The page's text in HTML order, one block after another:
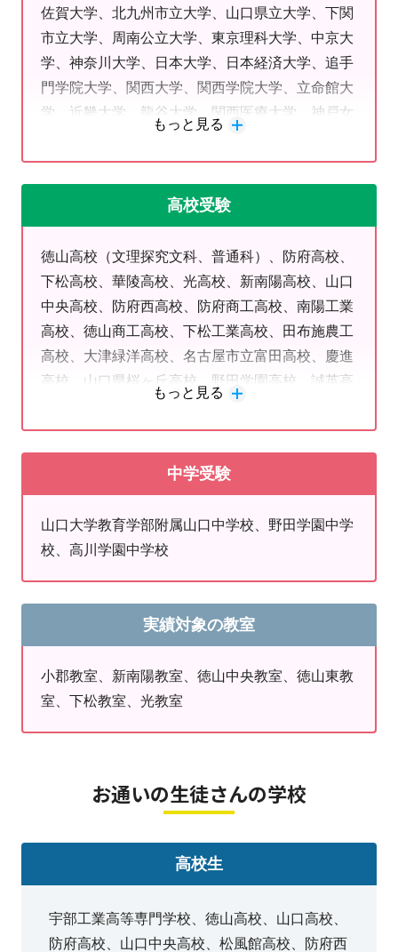
点数を上げたい方、2学期のスタートをスムーズに切り
たい方・・・
いろいろな不安をお持ちだと思います。
頑張りたいけど不安・・・そのように思われるのは自然
い」「何から始めて良いのかわからない」「学習時間は
明光義塾小郡教室では、一人ひとりに寄りそったカウン
また、小郡教室では、不定期ではありますが塾生のご要
次回の日程が決まりましたらこちらのHP・Instagram等
でお知らせします。
プログラミング教材「QUREO（キ
ュレオ）」を導入しました
初級コース：プログラミングの基礎を習得
は教室までお問い合わせください。
明光義塾小郡教室では、小学生・中学生の勉強の仕方・
進路指導をはじめ、高校生の定期テスト・内申点対策か
まで完全フォローできます。このホームページのお問い
合わせコーナー またはここをクリックして、お気軽にお
佐賀大学、北九州市立大学、山口県立大学、下関
市立大学、周南公立大学、東京理科大学、中京大
学、神奈川大学、日本大学、日本経済大学、追手
門学院大学、関西大学、関西学院大学、立命館大
学、近畿大学、龍谷大学、関西医療大学、神戸女
大学、広島国際大学、広島工業大学、広島経済大
学、山口学芸大学、東亜大学、九州産業大学、久
留米大学、西南女学院大学、福岡看護大学、福岡
路医療専門学校、岩国医療センター附属岩国看護
学校、YIC公務員専門学校
もっと見る
高校受験
徳山高校（文理探究文科、普通科）、防府高校、
下松高校、華陵高校、光高校、新南陽高校、山口
中央高校、防府西高校、防府商工高校、南陽工業
高校、徳山商工高校、下松工業高校、田布施農工
高校、大津緑洋高校、名古屋市立富田高校、慶進
高校、山口県桜ヶ丘高校、野田学園高校、誠英高
井学園高校、高水高校、精華学園高校、ルーテル
学院高校、清水が丘高校、智翠館高校、徳山工業
高等専門学校、宇部工業高等専門学校、大島商船
もっと見る
中学受験
山口大学教育学部附属山口中学校、野田学園中学
校、高川学園中学校
実績対象の教室
小郡教室、新南陽教室、徳山中央教室、徳山東教
室、下松教室、光教室
お通いの生徒さんの学校
高校生
宇部工業高等専門学校、徳山高校、山口高校、
防府高校、山口中央高校、松風館高校、防府西